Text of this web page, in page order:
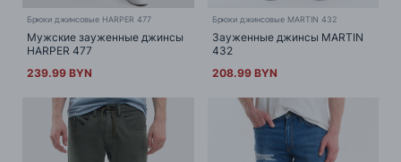
Брюки джинсовые HARPER 477
Мужские зауженные джинсы
HARPER 477
239.99 BYN
Брюки джинсовые MARTIN 432
Зауженные джинсы MARTIN
432
208.99 BYN